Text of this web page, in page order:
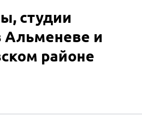
студии
Альменеве и
районе